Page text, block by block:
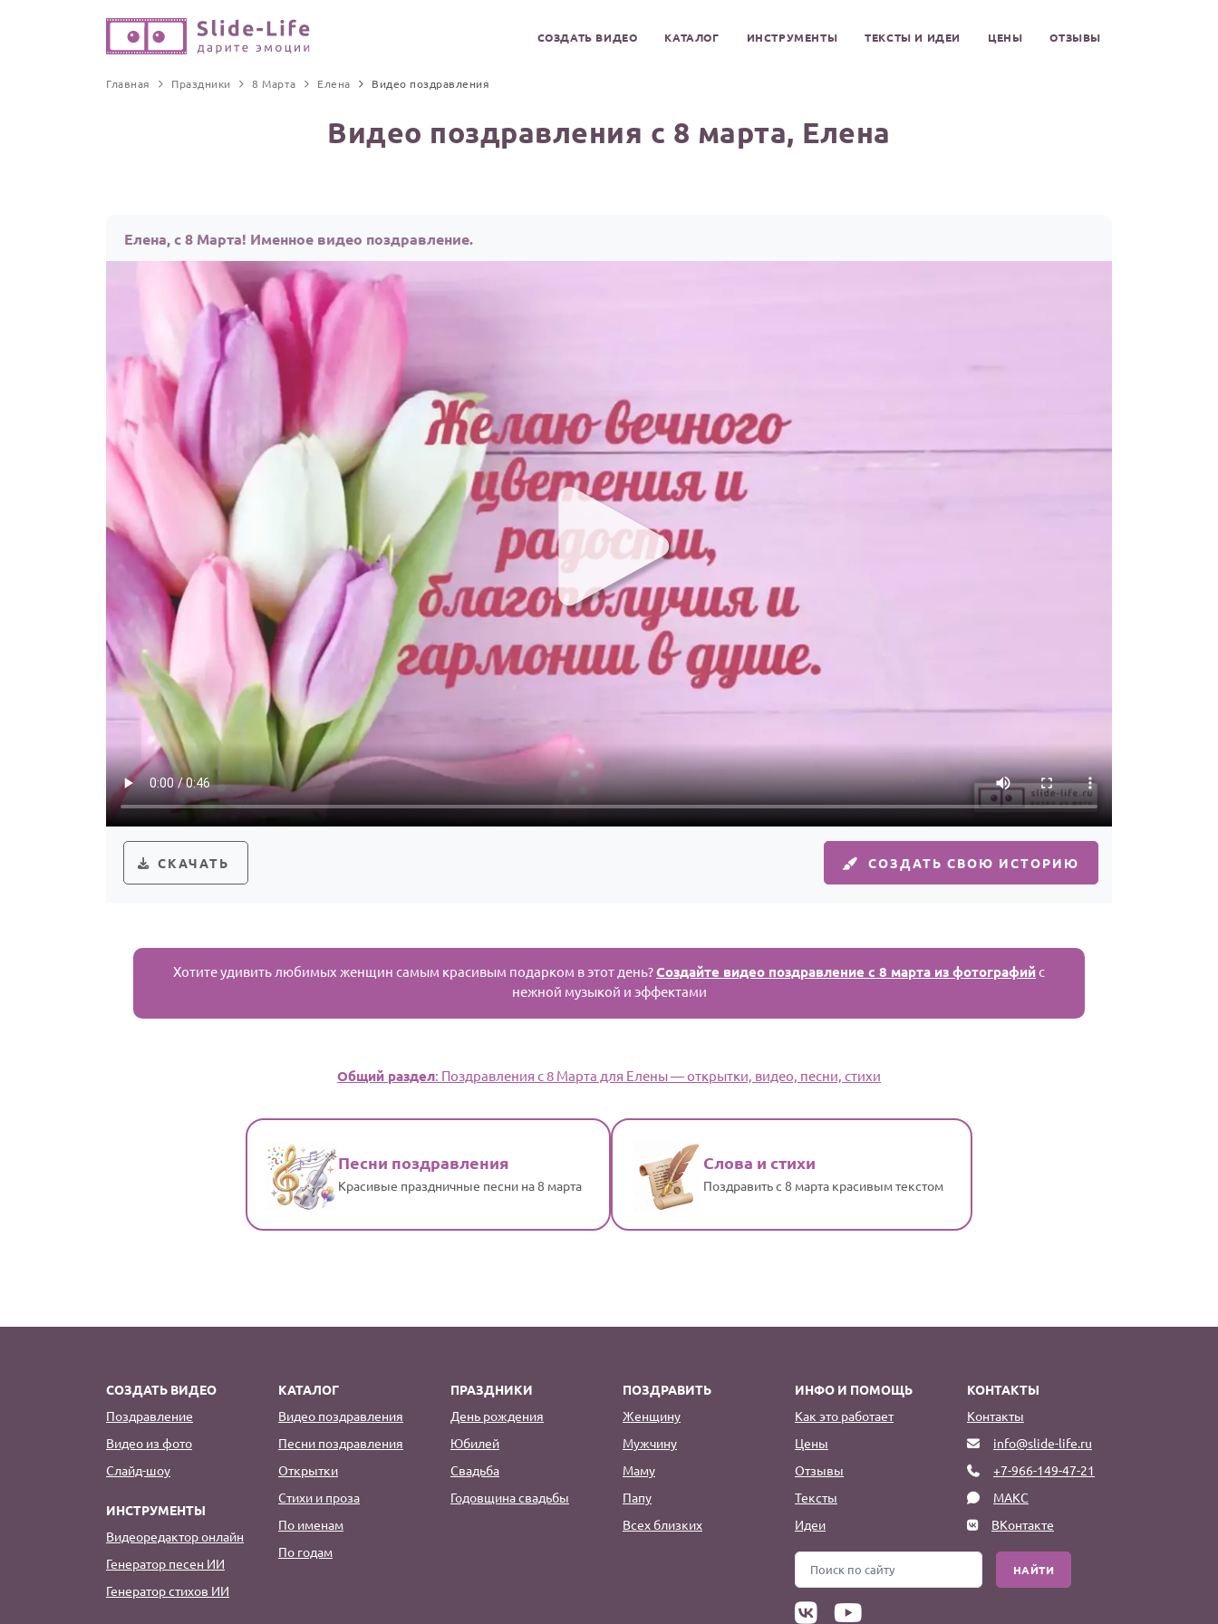
СОЗДАТЬ ВИДЕО КАТАЛОГ ИНСТРУМЕНТЫ ТЕКСТЫ И ИДЕИ ЦЕНЫ ОТЗЫВЫ
Главная Праздники 8 Марта Елена Видео поздравления
Видео поздравления с 8 марта, Елена
Елена, с 8 Марта! Именное видео поздравление.
СКАЧАТЬ СОЗДАТЬ СВОЮ ИСТОРИЮ
Хотите удивить любимых женщин самым красивым подарком в этот день?Создайте видео поздравление с 8 марта из фотографийс
нежной музыкой и эффектами
Общий раздел: Поздравления с 8 Марта для Елены — открытки, видео, песни, стихи
Песни поздравления
Красивые праздничные песни на 8 марта
Слова и стихи
Поздравить с 8 марта красивым текстом
СОЗДАТЬ ВИДЕО
Поздравление
Видео из фото
Слайд-шоу
ИНСТРУМЕНТЫ
Видеоредактор онлайн
Генератор песен ИИ
Генератор стихов ИИ
КАТАЛОГ
Видео поздравления
Песни поздравления
Открытки
Стихи и проза
По именам
По годам
ПРАЗДНИКИ
День рождения
Юбилей
Свадьба
Годовщина свадьбы
ПОЗДРАВИТЬ
Женщину
Мужчину
Маму
Папу
Всех близких
ИНФО И ПОМОЩЬ
Как это работает
Цены
Отзывы
Тексты
Идеи
КОНТАКТЫ
Контакты
info@slide-life.ru
+7-966-149-47-21
МАКС
ВКонтакте
НАЙТИ